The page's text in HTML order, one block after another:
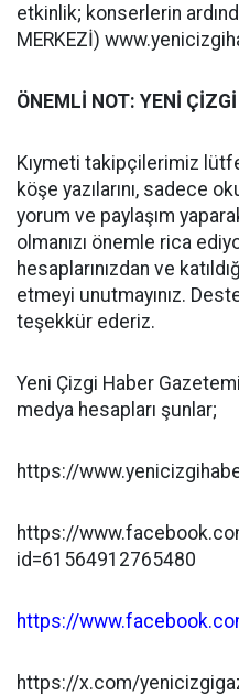
etkinlik; konserlerin
MERKEZİ)
ÖNEMLİ NOT: YENİ
Kıymeti takipçilerimiz
köşe yazılarını, sadece
yorum ve paylaşım
olmanızı önemle rica
hesaplarınızdan ve
etmeyi unutmayınız.
teşekkür ederiz.
Yeni Çizgi Haber
medya hesapları şunlar;
https://
https://
id=61564912765480
https://
https://x.com/